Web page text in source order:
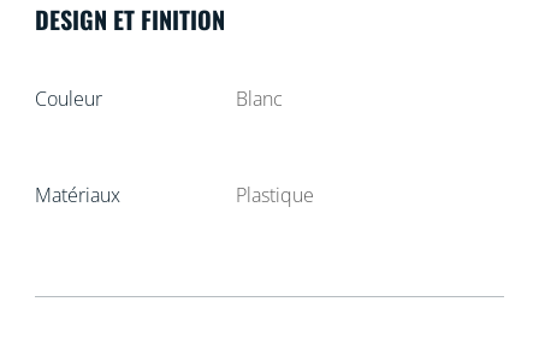
DESIGN ET FINITION
Couleur Blanc
Matériaux Plastique